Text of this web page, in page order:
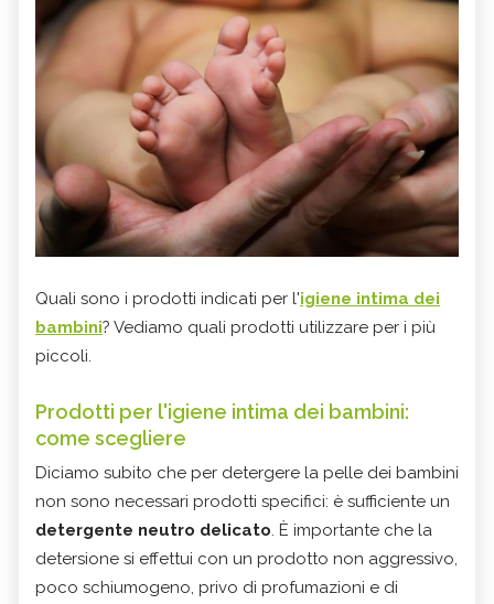
Quali sono i prodotti indicati per l'igiene intima dei
bambini? Vediamo quali prodotti utilizzare per i più
piccoli.
Prodotti per l'igiene intima dei bambini:
come scegliere
Diciamo subito che per detergere la pelle dei bambini
non sono necessari prodotti specifici: è sufficiente un
detergente neutro delicato. È importante che la
detersione si effettui con un prodotto non aggressivo,
poco schiumogeno, privo di profumazioni e di